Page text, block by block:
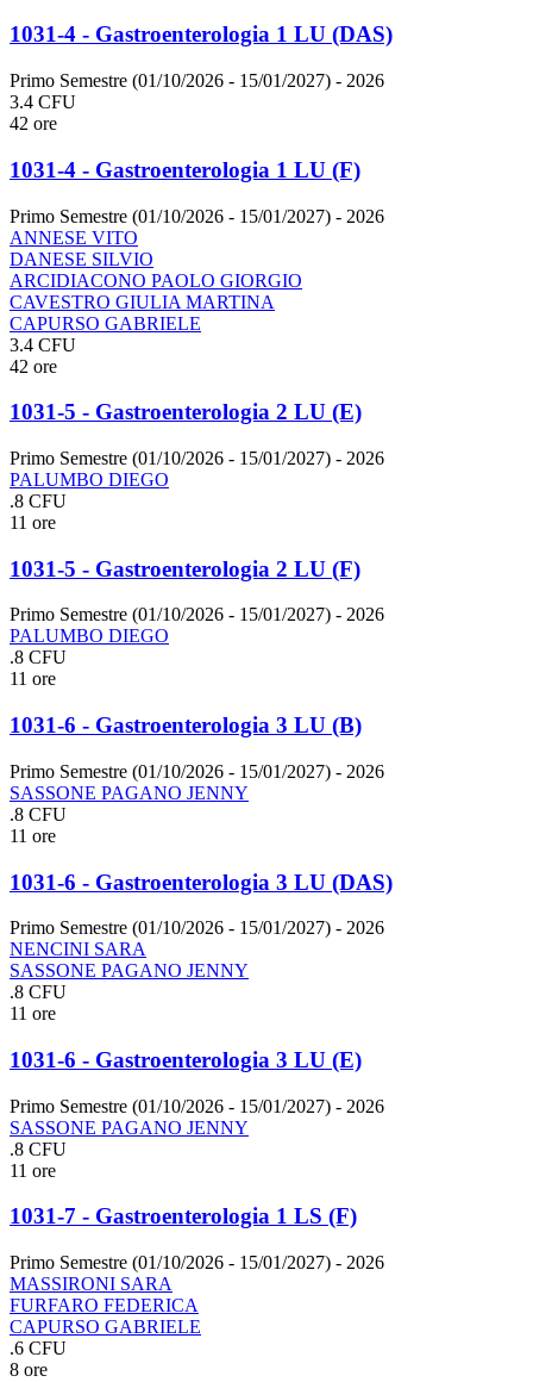
1031-4 - Gastroenterologia 1 LU (DAS)
Primo Semestre (01/10/2026 - 15/01/2027) - 2026
3.4 CFU
42 ore
1031-4 - Gastroenterologia 1 LU (F)
Primo Semestre (01/10/2026 - 15/01/2027) - 2026
ANNESE VITO
DANESE SILVIO
ARCIDIACONO PAOLO GIORGIO
CAVESTRO GIULIA MARTINA
CAPURSO GABRIELE
3.4 CFU
42 ore
1031-5 - Gastroenterologia 2 LU (E)
Primo Semestre (01/10/2026 - 15/01/2027) - 2026
PALUMBO DIEGO
.8 CFU
11 ore
1031-5 - Gastroenterologia 2 LU (F)
Primo Semestre (01/10/2026 - 15/01/2027) - 2026
PALUMBO DIEGO
.8 CFU
11 ore
1031-6 - Gastroenterologia 3 LU (B)
Primo Semestre (01/10/2026 - 15/01/2027) - 2026
SASSONE PAGANO JENNY
.8 CFU
11 ore
1031-6 - Gastroenterologia 3 LU (DAS)
Primo Semestre (01/10/2026 - 15/01/2027) - 2026
NENCINI SARA
SASSONE PAGANO JENNY
.8 CFU
11 ore
1031-6 - Gastroenterologia 3 LU (E)
Primo Semestre (01/10/2026 - 15/01/2027) - 2026
SASSONE PAGANO JENNY
.8 CFU
11 ore
1031-7 - Gastroenterologia 1 LS (F)
Primo Semestre (01/10/2026 - 15/01/2027) - 2026
MASSIRONI SARA
FURFARO FEDERICA
CAPURSO GABRIELE
.6 CFU
8 ore